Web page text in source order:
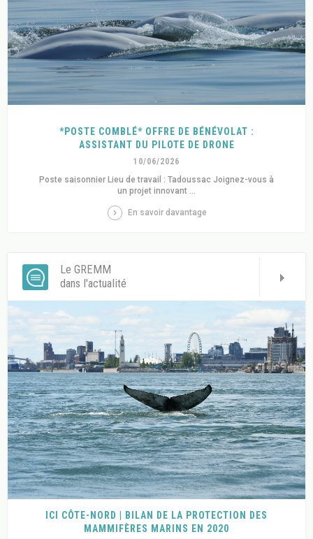
*POSTE COMBLÉ* OFFRE DE BÉNÉVOLAT :
ASSISTANT DU PILOTE DE DRONE
10/06/2026
Poste saisonnier Lieu de travail : Tadoussac Joignez-vous à
un projet innovant ...
En savoir davantage
Le GREMM
dans l'actualité
ICI CÔTE-NORD | BILAN DE LA PROTECTION DES
MAMMIFÈRES MARINS EN 2020